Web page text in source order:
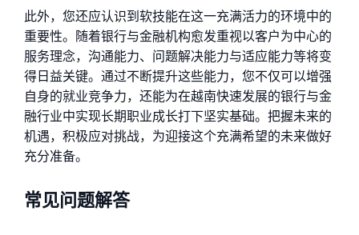
此外，您还应认识到软技能在这一充满活力的环境中的
重要性。随着银行与金融机构愈发重视以客户为中心的
服务理念，沟通能力、问题解决能力与适应能力等将变
得日益关键。通过不断提升这些能力，您不仅可以增强
自身的就业竞争力，还能为在越南快速发展的银行与金
融行业中实现长期职业成长打下坚实基础。把握未来的
机遇，积极应对挑战，为迎接这个充满希望的未来做好
充分准备。
常见问题解答